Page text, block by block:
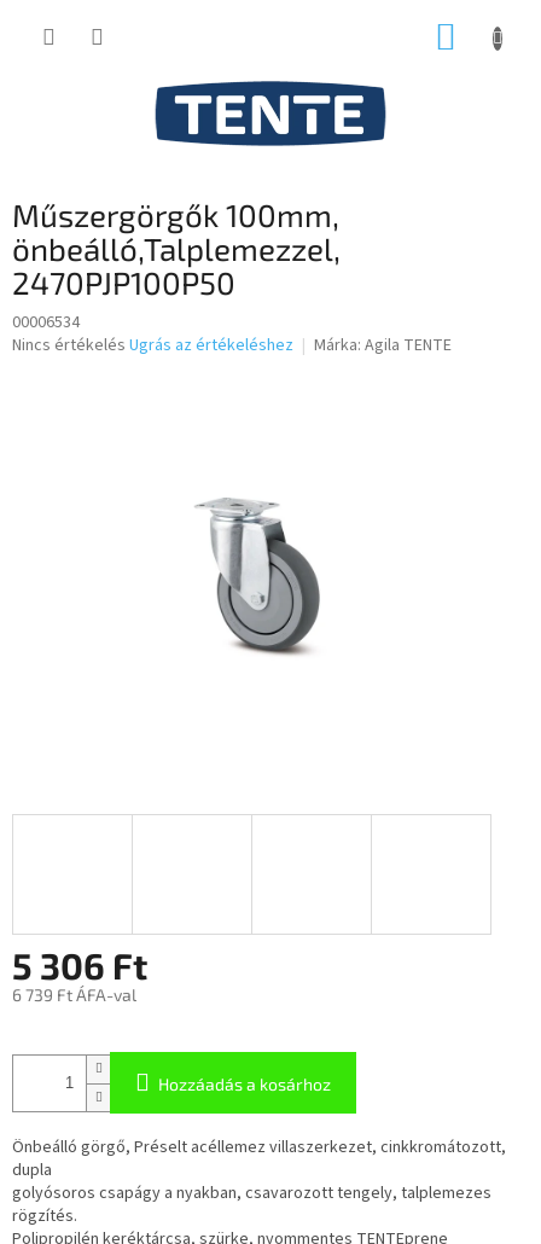
KOSÁR
Műszergörgők 100mm,
önbeálló,Talplemezzel,
2470PJP100P50
00006534
A
Nincs értékelés Ugrás az értékeléshez Márka: Agila TENTE
5 306 Ft
6 739 Ft ÁFA-val
Hozzáadás a kosárhoz
Önbeálló görgő, Préselt acéllemez villaszerkezet, cinkkromátozott,
dupla
golyósoros csapágy a nyakban, csavarozott tengely, talplemezes
rögzítés.